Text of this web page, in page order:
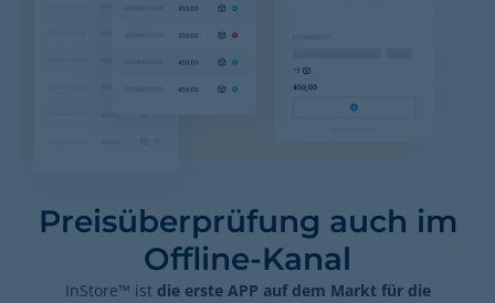
Preisüberprüfung auch im
Offline-Kanal
InStore™ ist die erste APP auf dem Markt für die